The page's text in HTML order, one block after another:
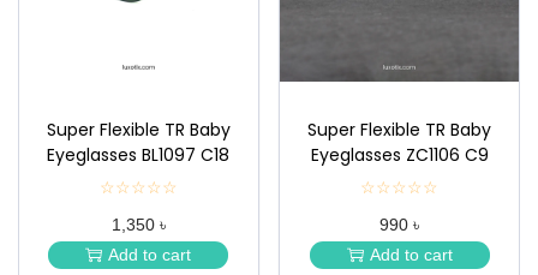
Super Flexible TR Baby
Eyeglasses BL1097 C18
☆☆☆☆☆
★
★
★
★
1,350 ৳
Add to cart
Super Flexible TR Baby
Eyeglasses ZC1106 C9
☆☆☆☆☆
★
★
★
990 ৳
Add to cart